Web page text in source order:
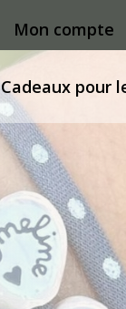
Mon compte
Cadeaux pour